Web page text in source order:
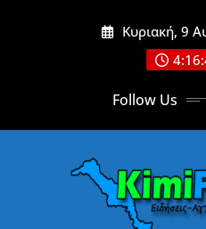
Κυριακή, 9
Follow Us